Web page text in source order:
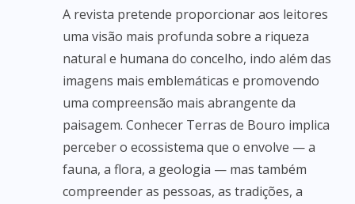
A revista pretende proporcionar aos leitores
uma visão mais profunda sobre a riqueza
natural e humana do concelho, indo além das
imagens mais emblemáticas e promovendo
uma compreensão mais abrangente da
paisagem. Conhecer Terras de Bouro implica
perceber o ecossistema que o envolve — a
fauna, a flora, a geologia — mas também
compreender as pessoas, as tradições, a